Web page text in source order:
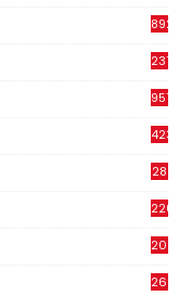
892
237
957
423
28
2011
269